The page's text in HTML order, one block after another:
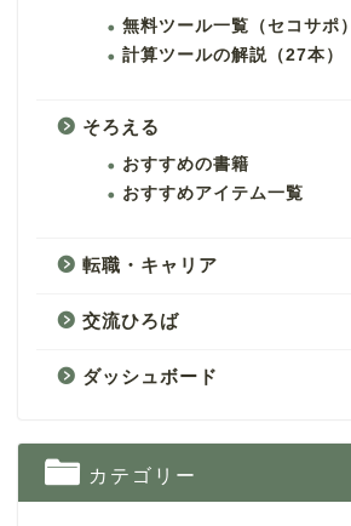
無料ツール一覧（セコサポ）
計算ツールの解説（27本）
そろえる
おすすめの書籍
おすすめアイテム一覧
転職・キャリア
交流ひろば
ダッシュボード
カテゴリー